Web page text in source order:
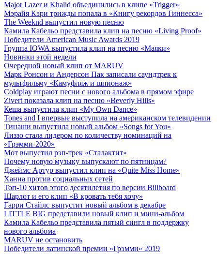
Major Lazer и Khalid объединились в клипе «Trigger»
Мэрайя Кэри трижды попала в «Книгу рекордов Гиннесса»
The Weeknd выпустил новую песню
Камила Кабельо представила клип на песню «Living Proof»
Победители American Music Awards 2019
Группа IOWA выпустила клип на песню «Маяки»
Новинки этой недели
Очередной новый клип от MARUV
Марк Ронсон и Андерсон Пак записали саундтрек к
мультфильму «Камуфляж и шпионаж»
Coldplay играют песни с нового альбома в прямом эфире
Zivert показала клип на песню «Beverly Hills»
Кеша выпустила клип «My Own Dance»
Tones and I впервые выступила на американском телевидении
Тинаши выпустила новый альбом «Songs for You»
Лиззо стала лидером по количеству номинаций на
«Грэмми-2020»
Мот выпустил рэп-трек «Сталактит»
Почему новую музыку выпускают по пятницам?
Джеймс Артур выпустил клип на «Quite Miss Home»
Ханна против социальных сетей
Топ-10 хитов этого десятилетия по версии Billboard
Шарлот и его клип «В кровать тебя хочу»
Гарри Стайлс выпустит новый альбом в декабре
LITTLE BIG представили новый клип и мини-альбом
Камила Кабельо представила пятый сингл в поддержку
нового альбома
MARUV не остановить
Победители латинской премии «Грэмми» 2019